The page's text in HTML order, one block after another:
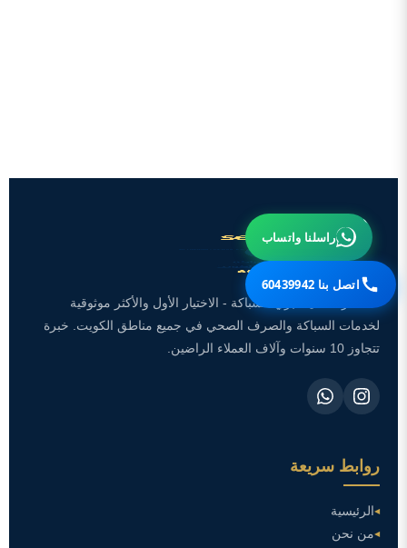
تعد شركة سينسبري للسباكة - الاختيار الأول والأكثر موثوقية
لخدمات السباكة والصرف الصحي في جميع مناطق الكويت. خبرة
تتجاوز 10 سنوات وآلاف العملاء الراضين.
روابط سريعة
الرئيسية
من نحن
راسلنا واتساب
اتصل بنا 60439942